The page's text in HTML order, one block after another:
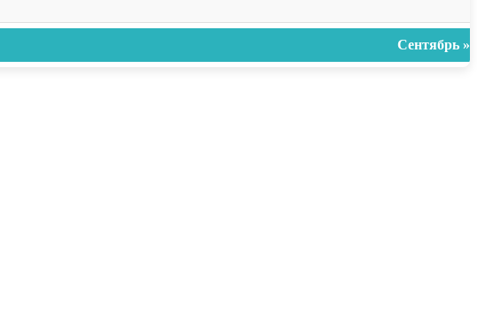
Сентябрь »